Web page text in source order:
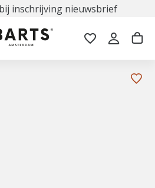
inschrijving nieuwsbrief